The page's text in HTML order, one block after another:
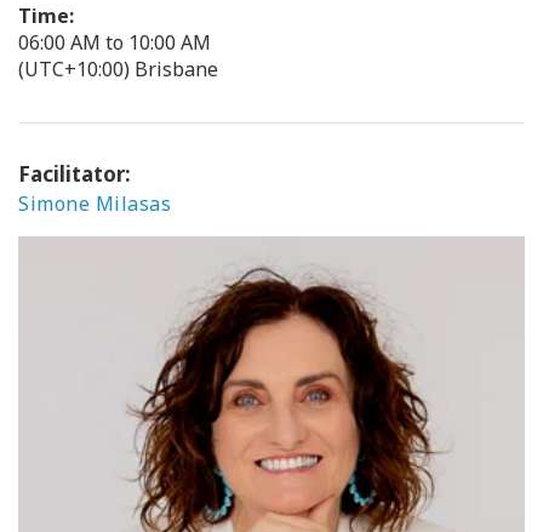
Time:
06:00 AM to 10:00 AM
(UTC+10:00) Brisbane
Facilitator:
Simone Milasas